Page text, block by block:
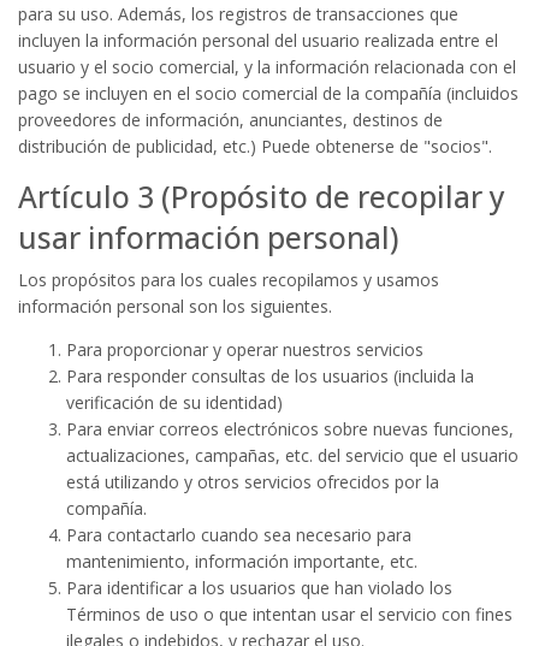
para su uso. Además, los registros de transacciones que
incluyen la información personal del usuario realizada entre el
usuario y el socio comercial, y la información relacionada con el
pago se incluyen en el socio comercial de la compañía (incluidos
proveedores de información, anunciantes, destinos de
distribución de publicidad, etc.) Puede obtenerse de "socios".
Artículo 3 (Propósito de recopilar y
usar información personal)
Los propósitos para los cuales recopilamos y usamos
información personal son los siguientes.
Para proporcionar y operar nuestros servicios
Para responder consultas de los usuarios (incluida la
verificación de su identidad)
Para enviar correos electrónicos sobre nuevas funciones,
actualizaciones, campañas, etc. del servicio que el usuario
está utilizando y otros servicios ofrecidos por la
compañía.
Para contactarlo cuando sea necesario para
mantenimiento, información importante, etc.
Para identificar a los usuarios que han violado los
Términos de uso o que intentan usar el servicio con fines
ilegales o indebidos, y rechazar el uso.